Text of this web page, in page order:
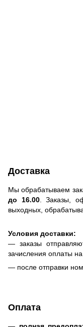
Доставка
Мы обрабатываем
до 16.00. Заказы,
выходных,
Условия доставки:
— заказы
зачисления оплаты
— после отправки
Оплата